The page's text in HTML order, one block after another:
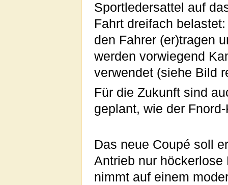
Sportledersattel auf
Fahrt dreifach
den Fahrer (er)tragen
werden vorwiegend
verwendet (siehe Bild
Für die Zukunft sind
geplant, wie der
Das neue Coupé soll
Antrieb nur höckerlose
nimmt auf einem